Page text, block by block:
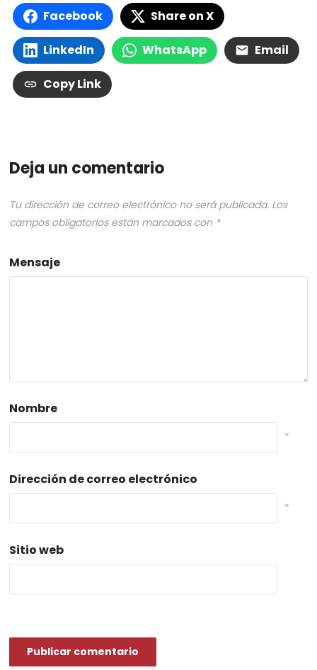
Facebook Share on X
LinkedIn WhatsApp Email
Copy Link
Deja un comentario
Tu dirección de correo electrónico no será publicada. Los
campos obligatorios están marcados con *
Mensaje
Nombre
*
Dirección de correo electrónico
*
Sitio web